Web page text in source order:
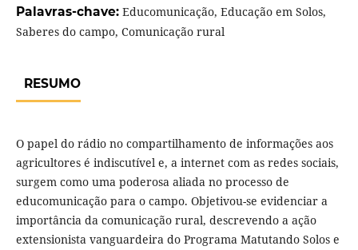
Palavras-chave: Educomunicação, Educação em Solos,
Saberes do campo, Comunicação rural
RESUMO
O papel do rádio no compartilhamento de informações aos
agricultores é indiscutível e, a internet com as redes sociais,
surgem como uma poderosa aliada no processo de
educomunicação para o campo. Objetivou-se evidenciar a
importância da comunicação rural, descrevendo a ação
extensionista vanguardeira do Programa Matutando Solos e